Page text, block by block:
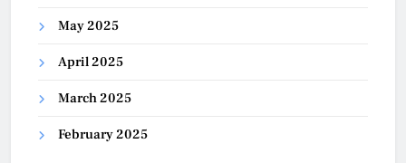
May 2025
April 2025
March 2025
February 2025